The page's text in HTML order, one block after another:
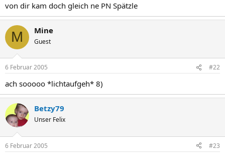
von dir kam doch gleich ne PN Spätzle
M Mine
Guest
6 Februar 2005 #22
ach sooooo *lichtaufgeh* 8)
Betzy79
Unser Felix
6 Februar 2005 #23